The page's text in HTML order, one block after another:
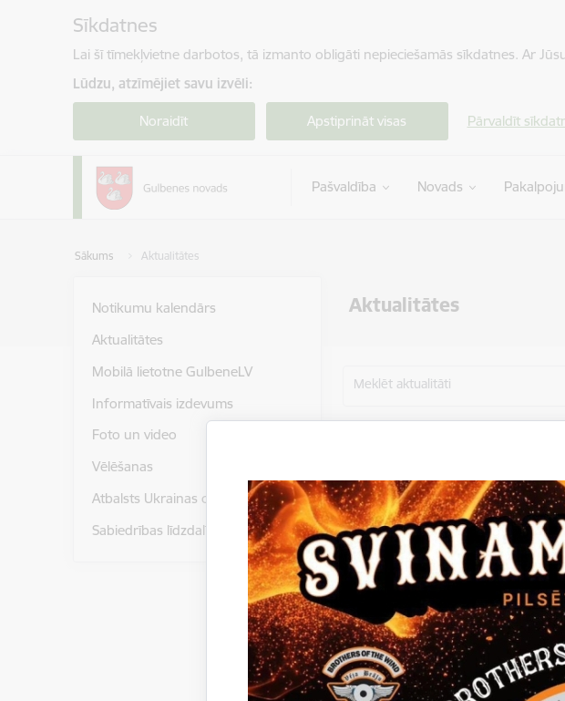
Sīkdatnes
Lai šī tīmekļvietne darbotos, tā izmanto obligāti nepieciešamās sīkdatnes. Ar
Lūdzu, atzīmējiet savu izvēli:
Noraidīt Apstiprināt visas Pārvaldīt
Pašvaldība Novads
Sākums Aktualitātes
Aktualitātes
Notikumu kalendārs
Aktualitātes
Mobilā lietotne GulbeneLV
Informatīvais izdevums
Foto un video
Vēlēšanas
Atbalsts Ukrainas civiliedzīvotājiem
Sabiedrības līdzdalība
Meklēt aktualitāti